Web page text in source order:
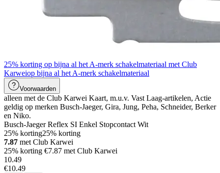
25% korting op bijna al het A-merk schakelmateriaal met Club
Karweiop bijna al het A-merk schakelmateriaal
Voorwaarden
alleen met de Club Karwei Kaart, m.u.v. Vast Laag-artikelen, Actie
geldig op merken Busch-Jaeger, Gira, Jung, Peha, Schneider, Berker
en Niko.
Busch-Jaeger Reflex SI Enkel Stopcontact Wit
25% korting25% korting
7.87 met Club Karwei
25% korting €7.87 met Club Karwei
10.49
€10.49